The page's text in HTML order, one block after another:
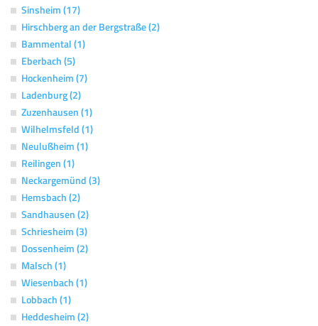
Sinsheim (17)
Hirschberg an der Bergstraße (2)
Bammental (1)
Eberbach (5)
Hockenheim (7)
Ladenburg (2)
Zuzenhausen (1)
Wilhelmsfeld (1)
Neulußheim (1)
Reilingen (1)
Neckargemünd (3)
Hemsbach (2)
Sandhausen (2)
Schriesheim (3)
Dossenheim (2)
Malsch (1)
Wiesenbach (1)
Lobbach (1)
Heddesheim (2)